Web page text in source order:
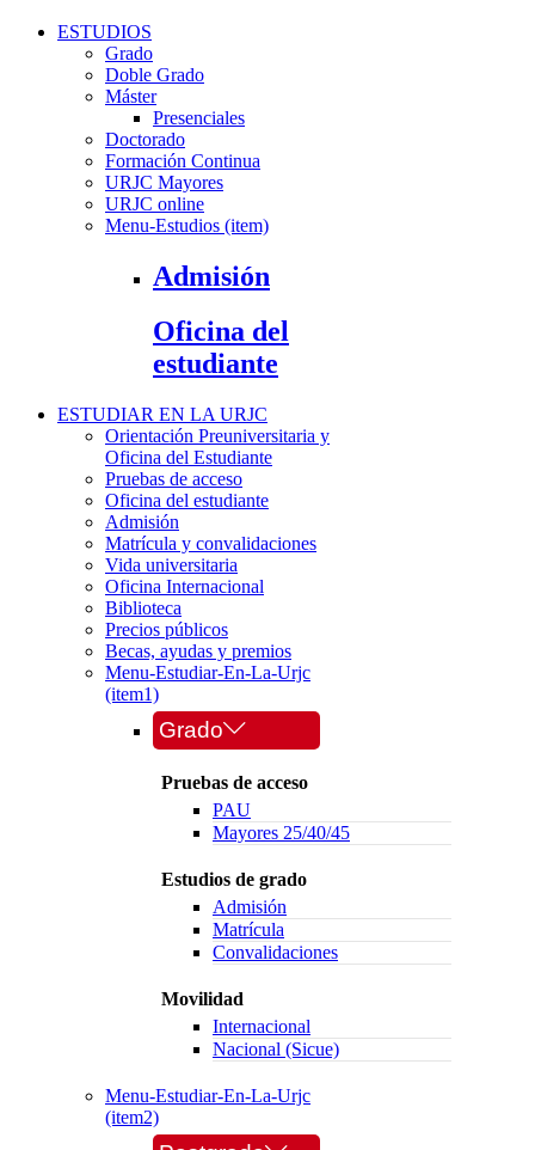
ESTUDIOS
Grado
Doble Grado
Máster
Presenciales
Doctorado
Formación Continua
URJC Mayores
URJC online
Menu-Estudios (item)
Admisión
Oficina del
estudiante
ESTUDIAR EN LA URJC
Orientación Preuniversitaria y
Oficina del Estudiante
Pruebas de acceso
Oficina del estudiante
Admisión
Matrícula y convalidaciones
Vida universitaria
Oficina Internacional
Biblioteca
Precios públicos
Becas, ayudas y premios
Menu-Estudiar-En-La-Urjc
(item1)
Grado
Pruebas de acceso
PAU
Mayores 25/40/45
Estudios de grado
Admisión
Matrícula
Convalidaciones
Movilidad
Internacional
Nacional (Sicue)
Menu-Estudiar-En-La-Urjc
(item2)